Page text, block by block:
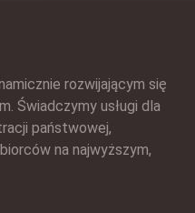
rozwijającym się
Świadczymy usługi dla
państwowej,
na najwyższym,